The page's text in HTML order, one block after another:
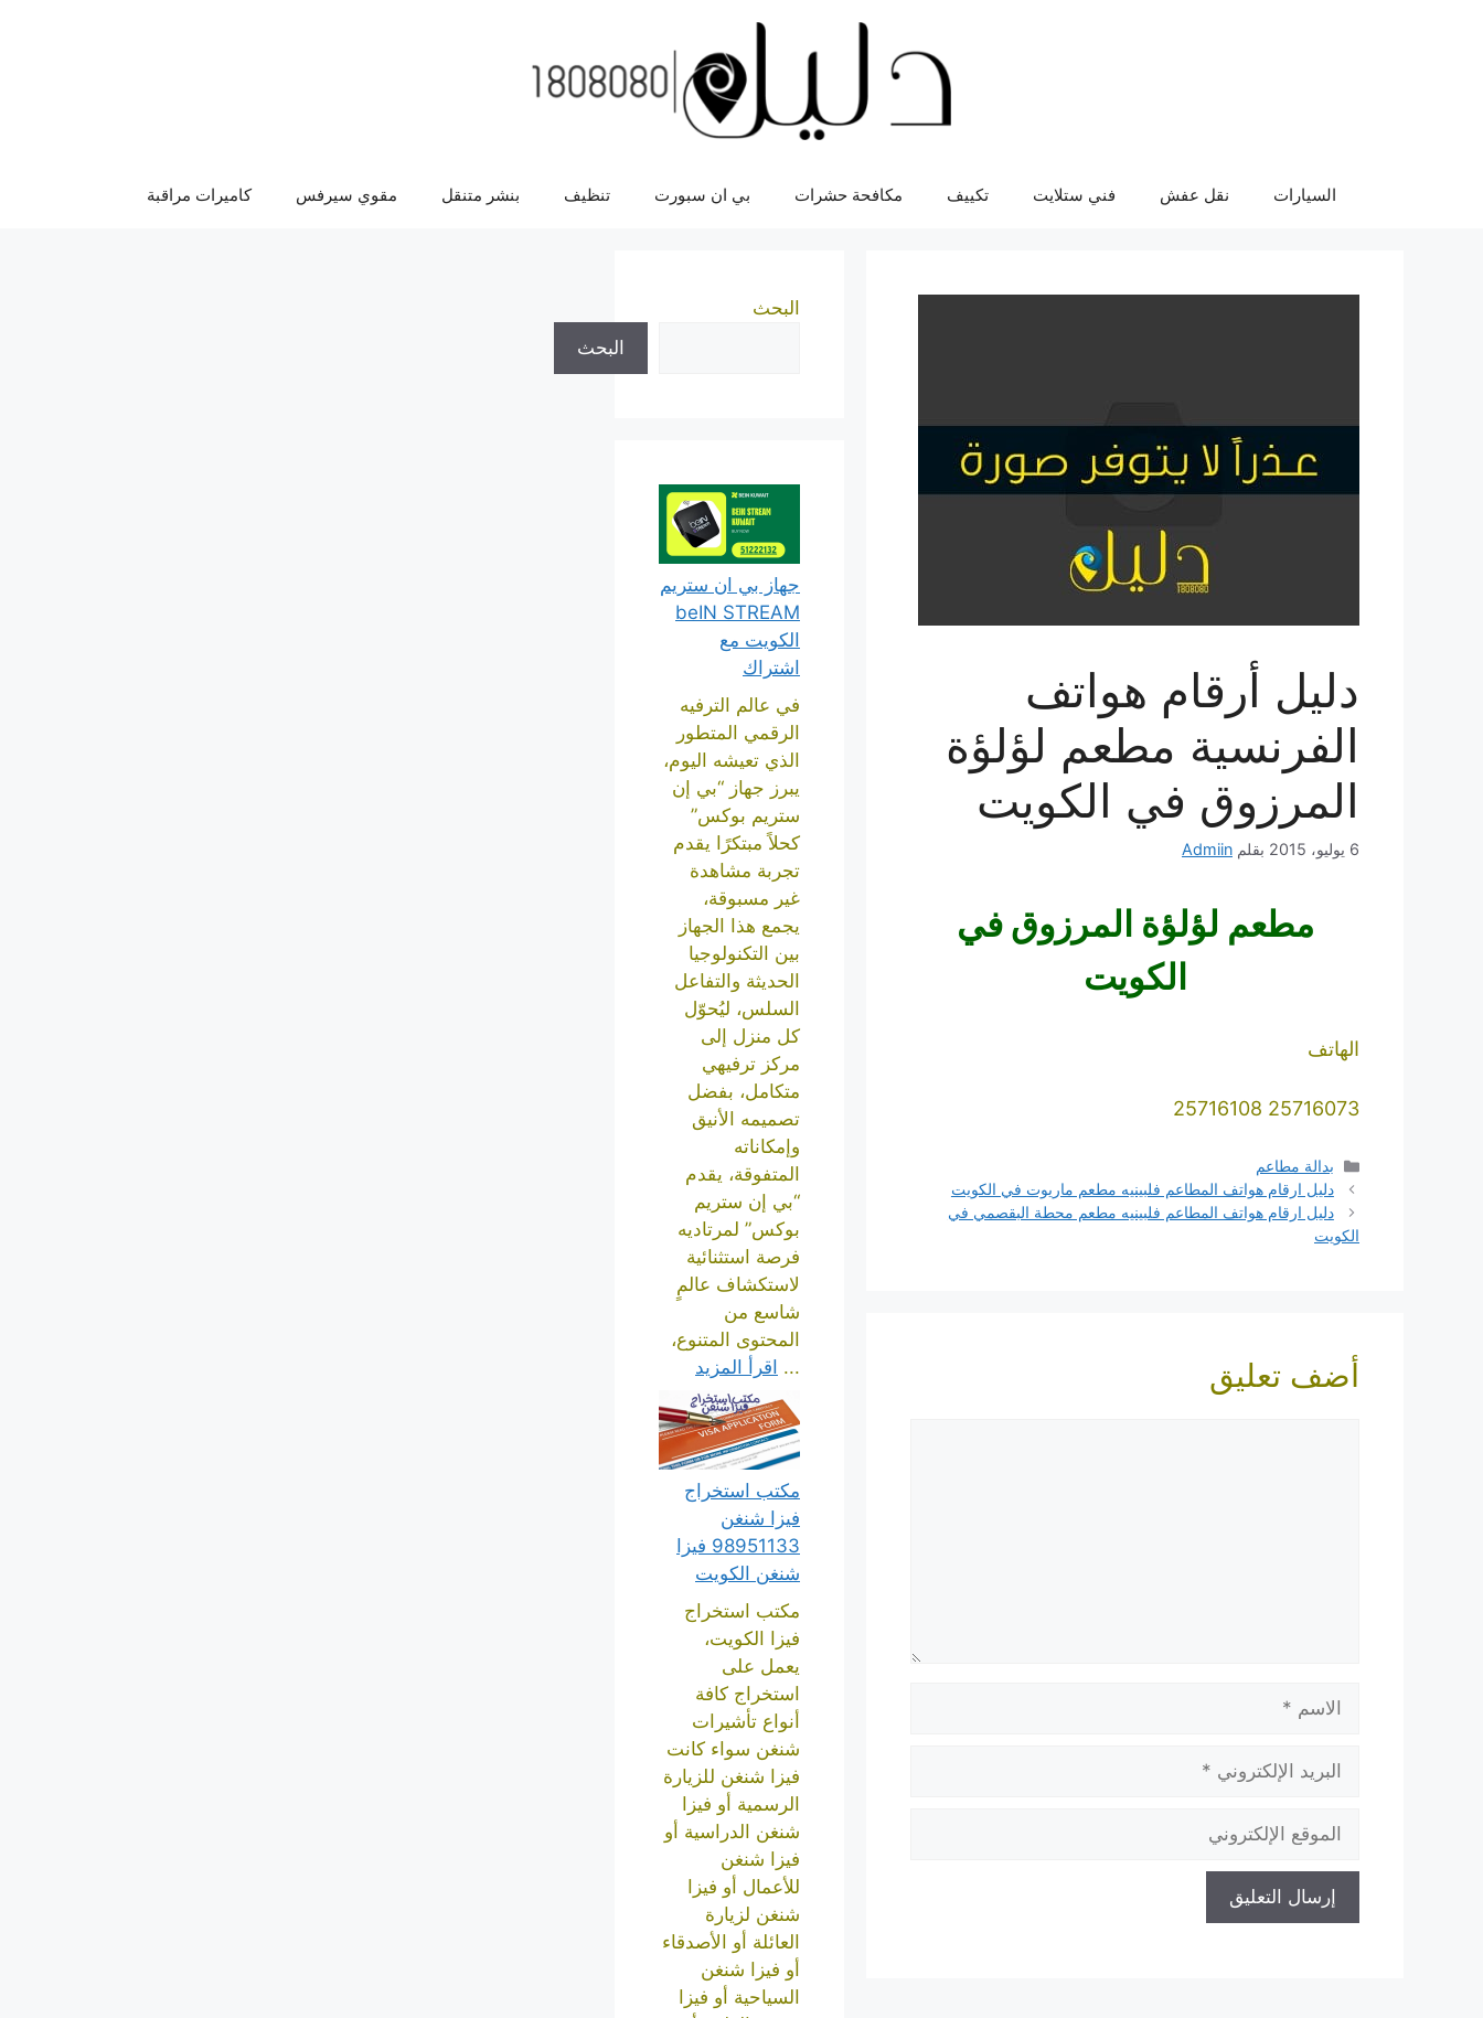
السيارات نقل عفش فني ستلايت تكييف مكافحة حشرات بي ان سبورت تنظيف بنشر متنقل مقوي سيرفس كاميرات مراقبة
دليل أرقام هواتف
الفرنسية مطعم لؤلؤة
المرزوق في الكويت
6 يوليو، 2015 بقلم Admiin
مطعم لؤلؤة المرزوق في
الكويت
الهاتف
25716073 25716108
التصنيفات
بدالة مطاعم
دليل ارقام هواتف المطاعم فلبينيه مطعم ماريوت في الكويت
دليل ارقام هواتف المطاعم فلبينيه مطعم محطة البقصمي في
الكويت
أضف تعليق
الاسم
البريد
الإلكتروني
الموقع
الإلكتروني
البحث
البحث
جهاز بي ان ستريم
beIN STREAM
الكويت مع
اشتراك
في عالم الترفيه
الرقمي المتطور
الذي تعيشه اليوم،
يبرز جهاز “بي إن
ستريم بوكس”
كحلاً مبتكرًا يقدم
تجربة مشاهدة
غير مسبوقة،
يجمع هذا الجهاز
بين التكنولوجيا
الحديثة والتفاعل
السلس، ليُحوّل
كل منزل إلى
مركز ترفيهي
متكامل، بفضل
تصميمه الأنيق
وإمكاناته
المتفوقة، يقدم
“بي إن ستريم
بوكس” لمرتاديه
فرصة استثنائية
لاستكشاف عالمٍ
شاسع من
المحتوى المتنوع،
... اقرأ المزيد
مكتب استخراج
فيزا شنغن
98951133 فيزا
شنغن الكويت
مكتب استخراج
فيزا الكويت،
يعمل على
استخراج كافة
أنواع تأشيرات
شنغن سواء كانت
فيزا شنغن للزيارة
الرسمية أو فيزا
شنغن الدراسية أو
فيزا شنغن
للأعمال أو فيزا
شنغن لزيارة
العائلة أو الأصدقاء
أو فيزا شنغن
السياحية أو فيزا